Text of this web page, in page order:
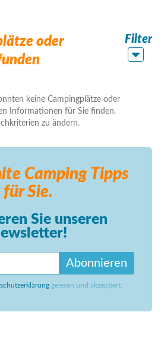
oder
Filter
keine Campingplätze oder
Informationen für Sie finden.
zu ändern.
Camping Tipps
für Sie.
Sie unseren
Abonnieren
gelesen und akzeptiert.